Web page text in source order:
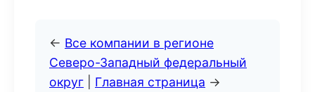
← Все компании в регионе
Северо-Западный федеральный
округ
Главная страница →